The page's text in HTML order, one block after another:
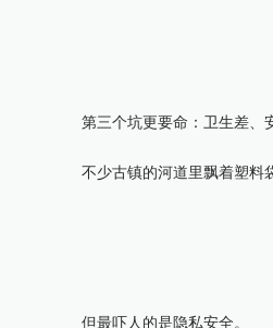
第三个坑更要命：卫生差、安
不少古镇的河道里飘着塑料袋
但最吓人的是隐私安全。